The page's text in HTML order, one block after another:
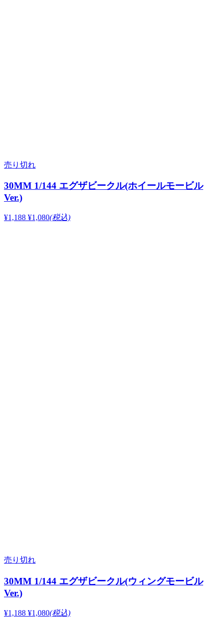
売り切れ
30MM 1/144 エグザビークル(ホイールモービル
Ver.)
¥1,188 ¥1,080(税込)
売り切れ
30MM 1/144 エグザビークル(ウィングモービル
Ver.)
¥1,188 ¥1,080(税込)